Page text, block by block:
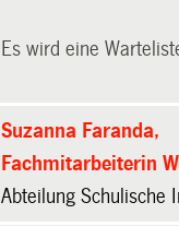
Es wird eine
Suzanna Faranda,
Fachmitarbeiterin
Abteilung Schulische